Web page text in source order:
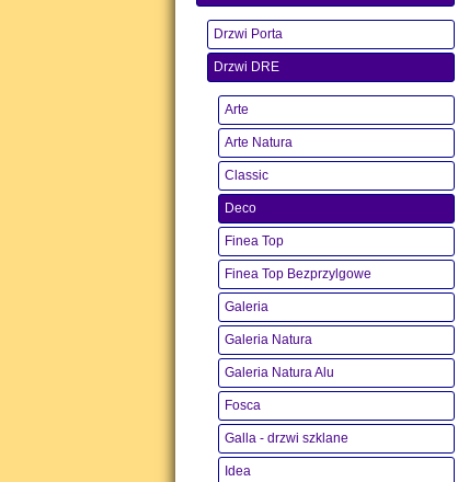
Drzwi Porta
Drzwi DRE
Arte
Arte Natura
Classic
Deco
Finea Top
Finea Top Bezprzylgowe
Galeria
Galeria Natura
Galeria Natura Alu
Fosca
Galla - drzwi szklane
Idea